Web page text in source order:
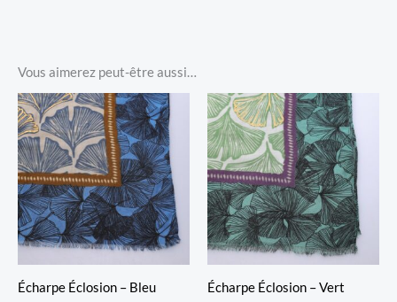
Vous aimerez peut-être aussi…
Écharpe Éclosion – Bleu Écharpe Éclosion – Vert